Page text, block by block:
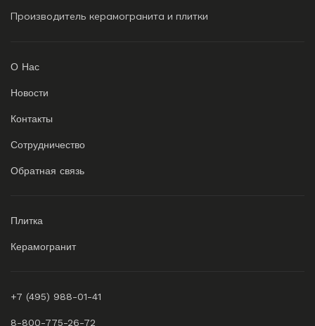
Производитель керамогранита и плитки
О Нас
Новости
Контакты
Сотрудничество
Обратная связь
Плитка
Керамогранит
+7 (495) 988-01-41
8-800-775-26-72